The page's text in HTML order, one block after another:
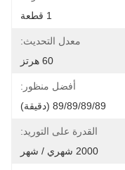
معدل التحديث:
60 هرتز
أفضل منظور:
89/89/89/89 (دقيقة)
القدرة على التوريد:
2000 شهري / شهر